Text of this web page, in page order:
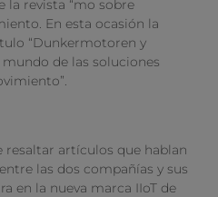
la revista “mo sobre
En esta ocasión la
“Dunkermotoren y
de las soluciones
resaltar artículos que hablan
las dos compañías y sus
en la nueva marca IIoT de